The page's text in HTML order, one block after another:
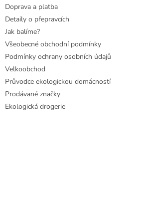
Doprava a platba
Detaily o přepravcích
Jak balíme?
Všeobecné obchodní podmínky
Podmínky ochrany osobních údajů
Velkoobchod
Průvodce ekologickou domácností
Prodávané značky
Ekologická drogerie